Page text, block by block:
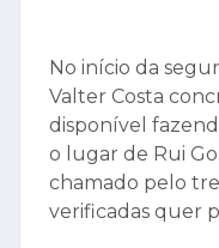
No início da
Valter Costa
disponível
o lugar de Rui
chamado pelo
verificadas quer